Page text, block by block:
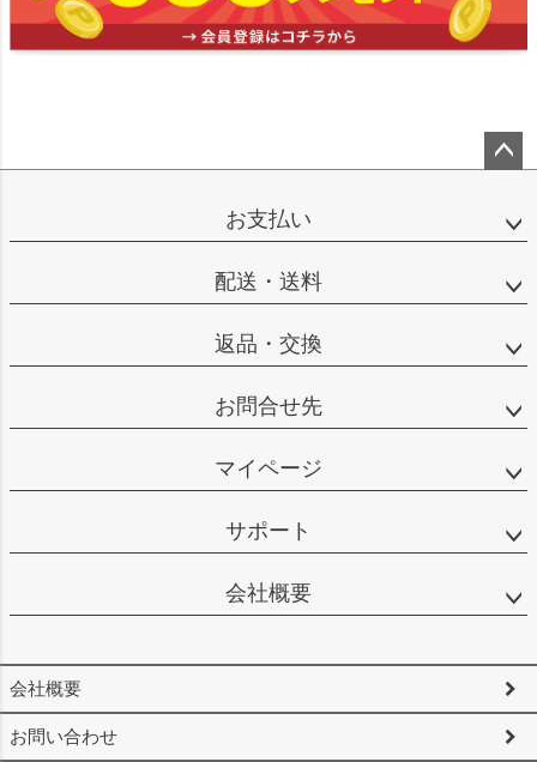
ップ
お支払い
配送・送料
返品・交換
お問合せ先
マイページ
サポート
会社概要
会社概要
お問い合わせ